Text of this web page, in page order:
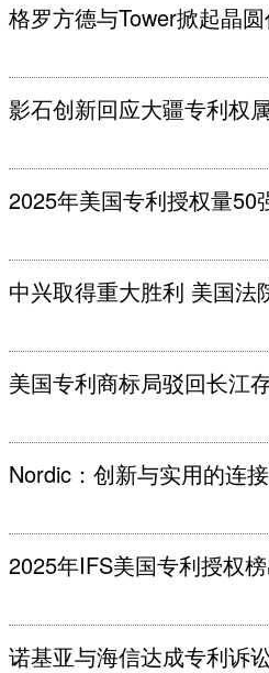
格罗方德与Tower掀起晶
影石创新回应大疆专利权
2025年美国专利授权量50
中兴取得重大胜利 美国法
美国专利商标局驳回长江
Nordic：创新与实用的连
2025年IFS美国专利授权
诺基亚与海信达成专利诉